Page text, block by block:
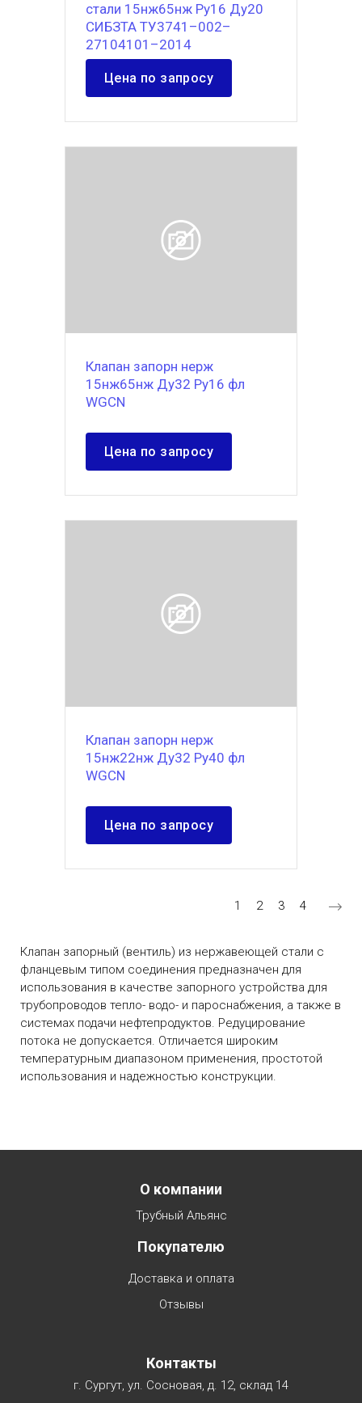
стали 15нж65нж Ру16 Ду20
СИБЗТА ТУ3741–002–
27104101–2014
Цена по запросу
Клапан запорн нерж
15нж65нж Ду32 Ру16 фл
WGCN
Цена по запросу
Клапан запорн нерж
15нж22нж Ду32 Ру40 фл
WGCN
Цена по запросу
Текущая страница
1 Страница
2 Страница
3 Страница
4
Клапан запорный (вентиль) из нержавеющей стали с
фланцевым типом соединения предназначен для
использования в качестве запорного устройства для
трубопроводов тепло- водо- и пароснабжения, а также в
системах подачи нефтепродуктов. Редуцирование
потока не допускается. Отличается широким
температурным диапазоном применения, простотой
использования и надежностью конструкции.
Menu footerО компании
Трубный Альянс
Покупателю
Доставка и оплата
Отзывы
Контакты
г. Сургут, ул. Сосновая, д. 12, склад 14